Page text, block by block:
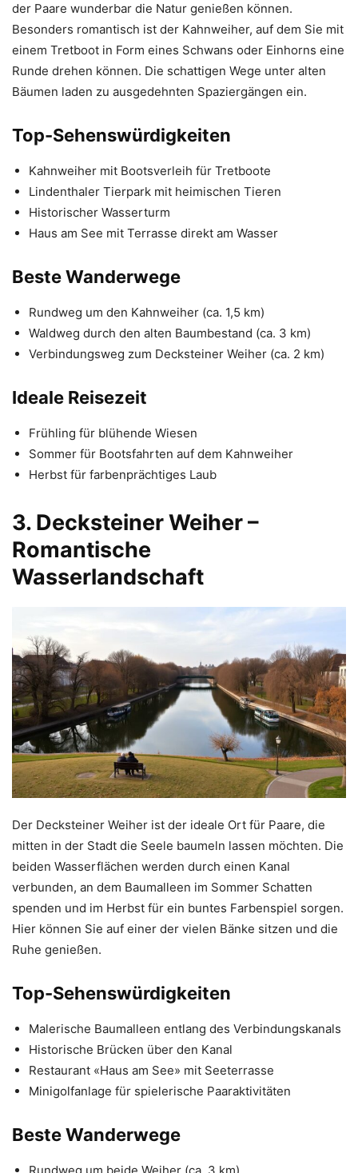
der Paare wunderbar die Natur genießen können.
Besonders romantisch ist der Kahnweiher, auf dem Sie mit
einem Tretboot in Form eines Schwans oder Einhorns eine
Runde drehen können. Die schattigen Wege unter alten
Bäumen laden zu ausgedehnten Spaziergängen ein.
Top-Sehenswürdigkeiten
Kahnweiher mit Bootsverleih für Tretboote
Lindenthaler Tierpark mit heimischen Tieren
Historischer Wasserturm
Haus am See mit Terrasse direkt am Wasser
Beste Wanderwege
Rundweg um den Kahnweiher (ca. 1,5 km)
Waldweg durch den alten Baumbestand (ca. 3 km)
Verbindungsweg zum Decksteiner Weiher (ca. 2 km)
Ideale Reisezeit
Frühling für blühende Wiesen
Sommer für Bootsfahrten auf dem Kahnweiher
Herbst für farbenprächtiges Laub
3. Decksteiner Weiher –
Romantische
Wasserlandschaft
Der Decksteiner Weiher ist der ideale Ort für Paare, die
mitten in der Stadt die Seele baumeln lassen möchten. Die
beiden Wasserflächen werden durch einen Kanal
verbunden, an dem Baumalleen im Sommer Schatten
spenden und im Herbst für ein buntes Farbenspiel sorgen.
Hier können Sie auf einer der vielen Bänke sitzen und die
Ruhe genießen.
Top-Sehenswürdigkeiten
Malerische Baumalleen entlang des Verbindungskanals
Historische Brücken über den Kanal
Restaurant «Haus am See» mit Seeterrasse
Minigolfanlage für spielerische Paaraktivitäten
Beste Wanderwege